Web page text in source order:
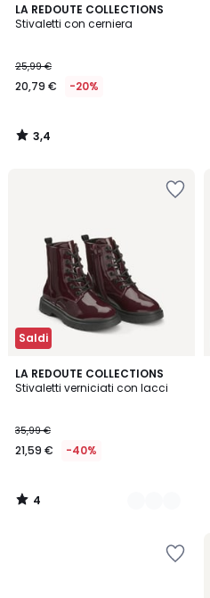
LA REDOUTE COLLECTIONS
Stivaletti con cerniera
25,99 €
20,79 € -20%
3,4
/ 5
3,4
/
Saldi
LA REDOUTE COLLECTIONS
Stivaletti verniciati con lacci
35,99 €
21,59 € -40%
4
/
3
Colori
4
/